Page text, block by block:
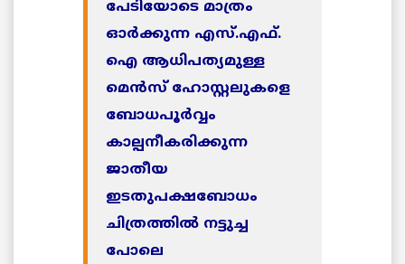
പേടിയോടെ മാത്രം
ഓര്‍ക്കുന്ന എസ്.എഫ്.
ഐ ആധിപത്യമുള്ള
മെന്‍സ് ഹോസ്റ്റലുകളെ
ബോധപൂര്‍വ്വം
കാല്പനീകരിക്കുന്ന
ജാതീയ
ഇടതുപക്ഷബോധം
ചിത്രത്തില്‍ നട്ടുച്ച
പോലെ